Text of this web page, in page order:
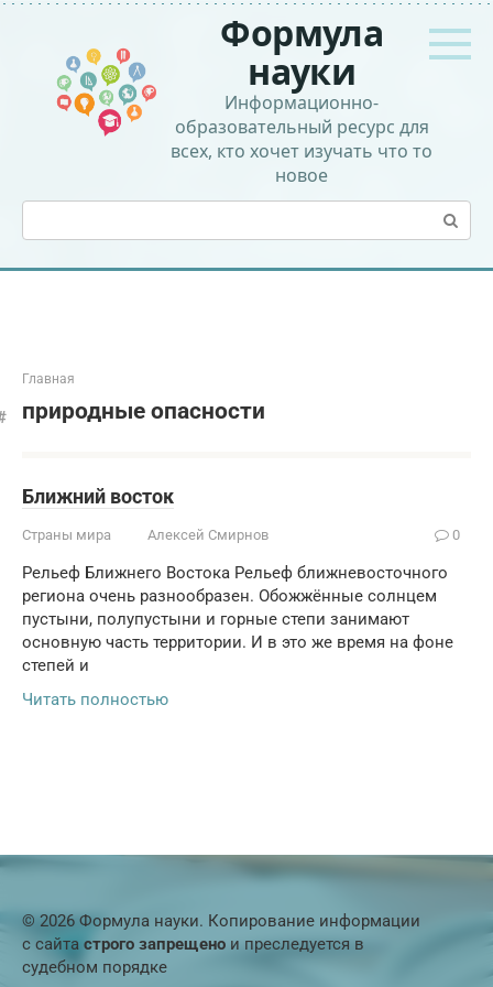
Перейти
контенту
Формула
науки
Информационно-
образовательный ресурс для
всех, кто хочет изучать что то
новое
Поиск:
Главная
природные опасности
Ближний восток
Страны мира Алексей Смирнов 0
Рельеф Ближнего Востока Рельеф ближневосточного
региона очень разнообразен. Обожжённые солнцем
пустыни, полупустыни и горные степи занимают
основную часть территории. И в это же время на фоне
степей и
Читать полностью
© 2026 Формула науки. Копирование информации
с сайта строго запрещено и преследуется в
судебном порядке